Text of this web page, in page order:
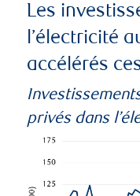
Les
l’électricité
accélérés
privés dans